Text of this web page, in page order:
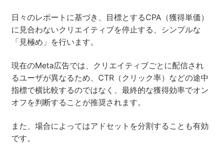
日々のレポートに基づき、目標とするCPA（獲得単価）
に見合わないクリエイティブを停止する、シンプルな
「見極め」を行います。
現在のMeta広告では、クリエイティブごとに配信され
るユーザが異なるため、CTR（クリック率）などの途中
指標で横比較するのではなく、最終的な獲得効率でオン
オフを判断することが推奨されます。
また、場合によってはアドセットを分割することも有効
です。